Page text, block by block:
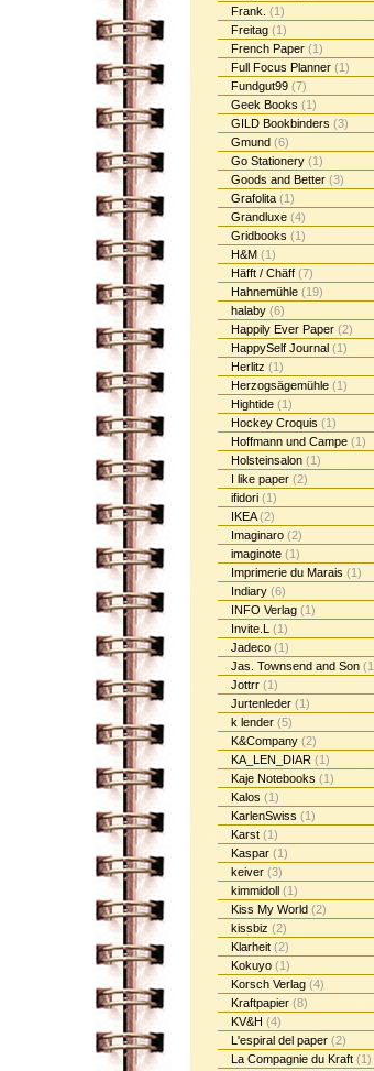
Frank. (1)
Freitag (1)
French Paper (1)
Full Focus Planner (1)
Fundgut99 (7)
Geek Books (1)
GILD Bookbinders (3)
Gmund (6)
Go Stationery (1)
Goods and Better (3)
Grafolita (1)
Grandluxe (4)
Gridbooks (1)
H&M (1)
Häfft / Chäff (7)
Hahnemühle (19)
halaby (6)
Happily Ever Paper (2)
HappySelf Journal (1)
Herlitz (1)
Herzogsägemühle (1)
Hightide (1)
Hockey Croquis (1)
Hoffmann und Campe (1)
Holsteinsalon (1)
I like paper (2)
ifidori (1)
IKEA(2)
Imaginaro (2)
imaginote (1)
Imprimerie du Marais (1)
Indiary (6)
INFO Verlag (1)
Invite.L (1)
Jadeco (1)
Jas. Townsend and Son
Jottrr (1)
Jurtenleder (1)
k lender (5)
K&Company (2)
KA_LEN_DIAR (1)
Kaje Notebooks (1)
Kalos (1)
KarlenSwiss (1)
Karst (1)
Kaspar (1)
keiver (3)
kimmidoll (1)
Kiss My World (2)
kissbiz (2)
Klarheit (2)
Kokuyo (1)
Korsch Verlag (4)
Kraftpapier (8)
KV&H (4)
L'espiral del paper (2)
La Compagnie du Kraft (1)